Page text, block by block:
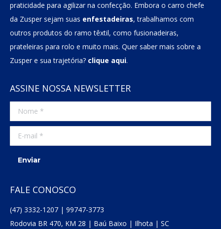
praticidade para agilizar na confecção. Embora o carro chefe
da Zusper sejam suas enfestadeiras, trabalhamos com
outros produtos do ramo têxtil, como fusionadeiras,
prateleiras para rolo e muito mais. Quer saber mais sobre a
Zusper e sua trajetória? clique aqui.
ASSINE NOSSA NEWSLETTER
Nome *
E-mail *
Enviar
FALE CONOSCO
(47) 3332-1207 | 99747-3773
Rodovia BR 470, KM 28 | Baú Baixo | Ilhota | SC